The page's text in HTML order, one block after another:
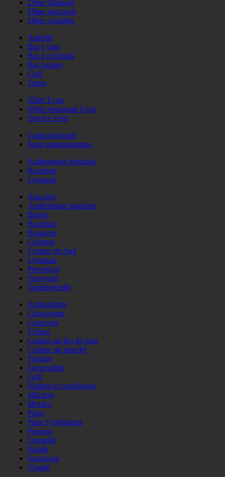
Dîner Dansant
Dîner spectacle
Dîner croisière
Apéritif
Bar à vins
Bar à cocktails
Bar lounge
Café
Tapas
Hôtel Lyon
Hôtel restaurant Lyon
Service Tard
Gastronomique
Semi gastronomique
Authentique bouchon
Bouchon
Lyonnais
Alsacien
Authentique bouchon
Bistrot
Bouchon
Brasserie
Crêperie
Cuisine du Sud
Lyonnais
Provençal
Savoyard
Traditionnelle
Andouillette
Choucroute
Couscous
Crêpes
Cuisine au feu de bois
Cuisine du marché
Fondue
Grenouilles
Grill
Huitres et coquillages
Mâchon
Moules
Pâtes
Plats Végétariens
Poisson
Quenelle
Salade
Saucisson
Viande